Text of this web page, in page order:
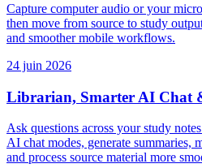
Capture computer audio or your
then move from source to study
and smoother mobile workflows.
24 juin 2026
Librarian, Smarter AI Chat
Ask questions across your study
AI chat modes, generate summaries,
and process source material more